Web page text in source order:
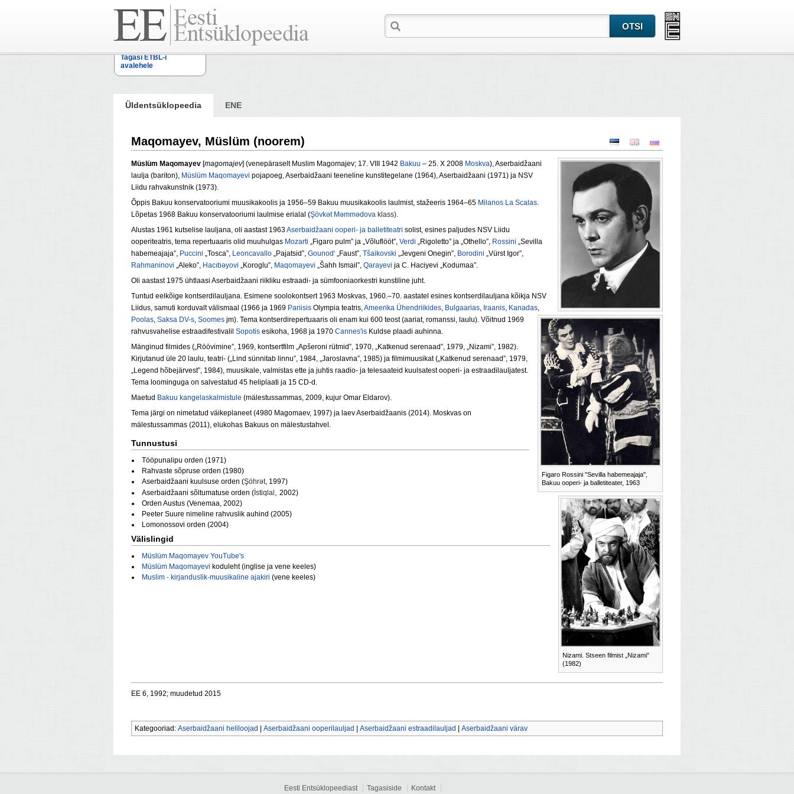
Tagasi ETBL-i
avalehele
Üldentsüklopeedia ENE
Maqomayev, Müslüm (noorem)
Figaro Rossini "Sevilla habemeajaja",
Bakuu ooperi- ja balletiteater, 1963
Nizami. Stseen filmist „Nizami”
(1982)
Müslüm Maqomayev [magomajev] (venepäraselt Muslim Magomajev; 17. VIII 1942 Bakuu – 25. X 2008 Moskva), Aserbaidžaani
laulja (bariton), Müslüm Maqomayevi pojapoeg, Aserbaidžaani teeneline kunstitegelane (1964), Aserbaidžaani (1971) ja NSV
Liidu rahvakunstnik (1973).
Õppis Bakuu konservatooriumi muusikakoolis ja 1956–59 Bakuu muusikakoolis laulmist, stažeeris 1964–65 Milanos La Scalas.
Lõpetas 1968 Bakuu konservatooriumi laulmise erialal (Şövkət Məmmədova klass).
Alustas 1961 kutselise lauljana, oli aastast 1963Aserbaidžaani ooperi- ja balletiteatri solist, esines paljudes NSV Liidu
ooperiteatris, tema repertuaaris olid muuhulgas Mozarti „Figaro pulm” ja „Võluflööt”, Verdi „Rigoletto” ja „Othello”, Rossini „Sevilla
habemeajaja”, Puccini „Tosca”, Leoncavallo „Pajatsid”, Gounod' „Faust”, Tšaikovski „Jevgeni Onegin”, Borodini „Vürst Igor”,
Rahmaninovi „Aleko”, Hacıbәyovi „Koroglu”, Maqomayevi „Šahh Ismail”, Qarayevi ja C. Haciyevi „Kodumaa”.
Oli aastast 1975 ühtlaasi Aserbaidžaani riikliku estraadi- ja sümfooniaorkestri kunstiline juht.
Tuntud eelkõige kont­serdilauljana. Esimene soolokontsert 1963 Moskvas, 1960.–70. aastatel esines kontserdilauljana kõikja NSV
Liidus, samuti korduvalt välismaal (1966 ja 1969 Pariisis Olympia teatris,Ameerika Ühendriikides, Bulgaarias, Iraanis, Kanadas,
Poolas, Saksa DV-s, Soomes jm). Tema kontserdirepertuaaris oli enam kui 600 teost (aariat, romanssi, laulu). Võitnud 1969
rahvusvahelise estraadifestivalil Sopotis esikoha, 1968 ja 1970 Cannes'is Kuldse plaadi auhinna.
Mänginud filmides („Röövimine”, 1969, kontsertfilm „Apšeroni rütmid”, 1970, „Katkenud serenaad”, 1979, „Nizami”, 1982).
Kirjutanud üle 20 laulu, teatri- („Lind sünnitab linnu”, 1984, „Jaroslavna”, 1985) ja filmimuusikat („Katkenud serenaad”, 1979,
„Legend hõbejärvest”, 1984), muusikale, valmistas ette ja juhtis raadio- ja telesaateid kuulsatest ooperi- ja estraadilauljatest.
Tema loominguga on salvestatud 45 heliplaati ja 15 CD-d.
Maetud Bakuu kangelaskalmistule (mälestussammas, 2009, kujur Omar Eldarov).
Tema järgi on nimetatud väikeplaneet (4980 Magomaev, 1997) ja laev Aserbaidžaanis (2014). Moskvas on
mälestussammas (2011), elukohas Bakuus on mälestustahvel.
Tunnustusi
Tööpunalipu orden (1971)
Rahvaste sõpruse orden (1980)
Aserbaidžaani kuulsuse orden (Şöhrət, 1997)
Aserbaidžaani sõltumatuse orden ( İstiqlal , 2002)
Orden Austus (Venemaa, 2002)
Peeter Suure nimeline rahvuslik auhind (2005)
Lomonossovi orden (2004)
Välislingid
Müslüm Maqomayev YouTube's
Müslüm Maqomayevi koduleht (inglise ja vene keeles)
Muslim - kirjanduslik-muusikaline ajakiri (vene keeles)
EE 6, 1992; muudetud 2015
Kategooriad: Aserbaidžaani heliloojad Aserbaidžaani ooperilauljad Aserbaidžaani estraadilauljad Aserbaidžaani värav
Eesti Entsüklopeediast Tagasiside Kontakt